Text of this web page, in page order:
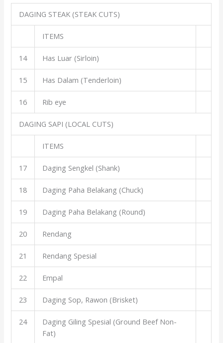
DAGING STEAK (STEAK CUTS)
ITEMS
14 Has Luar (Sirloin)
15 Has Dalam (Tenderloin)
16 Rib eye
DAGING SAPI (LOCAL CUTS)
ITEMS
17 Daging Sengkel (Shank)
18 Daging Paha Belakang (Chuck)
19 Daging Paha Belakang (Round)
20 Rendang
21 Rendang Spesial
22 Empal
23 Daging Sop, Rawon (Brisket)
24
Daging Giling Spesial (Ground Beef Non-
Fat)